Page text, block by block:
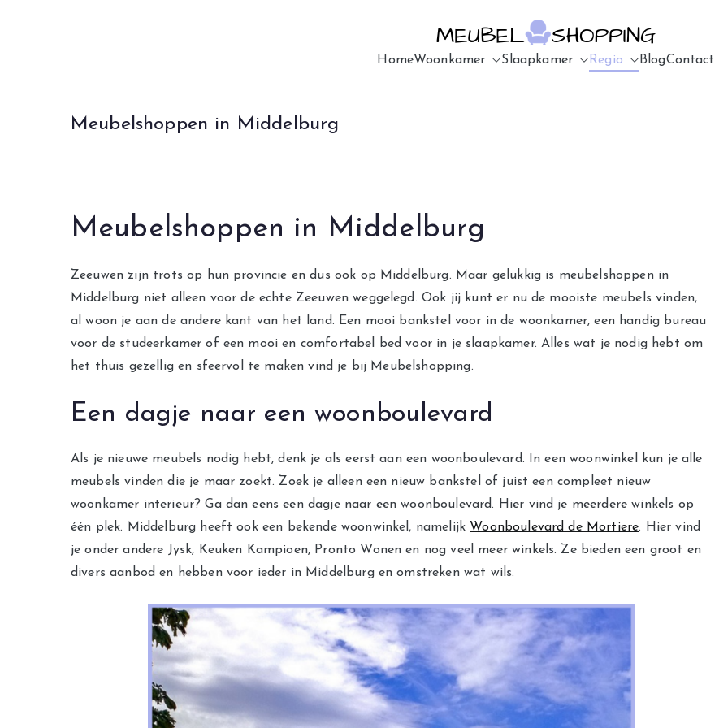
u7183p16603
HomeWoonkamer Slaapkamer Regio BlogContact
Meubelshoppen in Middelburg
Meubelshoppen in Middelburg
Zeeuwen zijn trots op hun provincie en dus ook op Middelburg. Maar gelukkig is meubelshoppen in
Middelburg niet alleen voor de echte Zeeuwen weggelegd. Ook jij kunt er nu de mooiste meubels vinden,
al woon je aan de andere kant van het land. Een mooi bankstel voor in de woonkamer, een handig bureau
voor de studeerkamer of een mooi en comfortabel bed voor in je slaapkamer. Alles wat je nodig hebt om
het thuis gezellig en sfeervol te maken vind je bij Meubelshopping.
Een dagje naar een woonboulevard
Als je nieuwe meubels nodig hebt, denk je als eerst aan een woonboulevard. In een woonwinkel kun je alle
meubels vinden die je maar zoekt. Zoek je alleen een nieuw bankstel of juist een compleet nieuw
woonkamer interieur? Ga dan eens een dagje naar een woonboulevard. Hier vind je meerdere winkels op
één plek. Middelburg heeft ook een bekende woonwinkel, namelijk Woonboulevard de Mortiere. Hier vind
je onder andere Jysk, Keuken Kampioen, Pronto Wonen en nog veel meer winkels. Ze bieden een groot en
divers aanbod en hebben voor ieder in Middelburg en omstreken wat wils.